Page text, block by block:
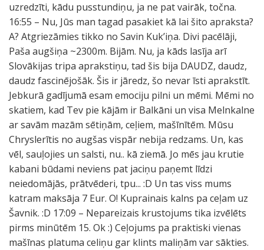
uzredzīti, kādu pusstundiņu, ja ne pat vairāk, točna.
16:55 – Nu, Jūs man tagad pasakiet kā lai šito apraksta?
A? Atgriezāmies tikko no Savin Kuk’iņa. Divi pacēlāji,
Paša augšiņa ~2300m. Bijām. Nu, ja kāds lasīja arī
Slovākijas tripa aprakstiņu, tad šis bija DAUDZ, daudz,
daudz fascinējošāk. Šis ir jāredz, šo nevar īsti aprakstīt.
Jebkurā gadījumā esam emociju pilni un mēmi. Mēmi no
skatiem, kad Tev pie kājām ir Balkāni un visa Melnkalne
ar savām mazām sētiņām, ceļiem, mašīnītēm. Mūsu
Chryslerītis no augšas vispār nebija redzams. Un, kas
vēl, sauļojies un salsti, nu.. kā ziemā. Jo mēs jau krutie
kabani būdami neviens pat jaciņu paņemt līdzi
neiedomājās, prātvēderi, tpu... :D Un tas viss mums
katram maksāja 7 Eur. O! Kuprainais kalns pa ceļam uz
Šavnik. :D 17:09 – Nepareizais krustojums tika izvēlēts
pirms minūtēm 15. Ok :) Ceļojums pa praktiski vienas
mašīnas platuma celiņu gar klints maliņām var sākties.